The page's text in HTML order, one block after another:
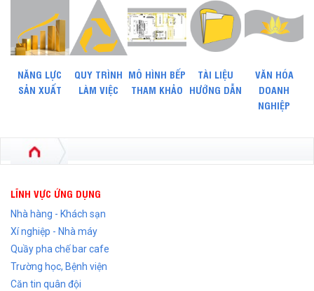
NĂNG LỰC
SẢN XUẤT
QUY TRÌNH
LÀM VIỆC
MÔ HÌNH BẾP
THAM KHẢO
TÀI LIỆU
HƯỚNG DẪN
VĂN HÓA
DOANH
NGHIỆP
LĨNH VỰC ỨNG DỤNG
Nhà hàng - Khách sạn
Xí nghiệp - Nhà máy
Quầy pha chế bar cafe
Trường học, Bệnh viện
Căn tin quân đội